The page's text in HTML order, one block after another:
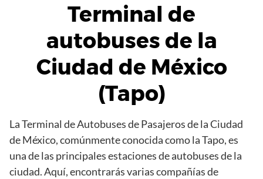
Terminal de
autobuses de la
Ciudad de México
(Tapo)
La Terminal de Autobuses de Pasajeros de la Ciudad
de México, comúnmente conocida como la Tapo, es
una de las principales estaciones de autobuses de la
ciudad. Aquí, encontrarás varias compañías de